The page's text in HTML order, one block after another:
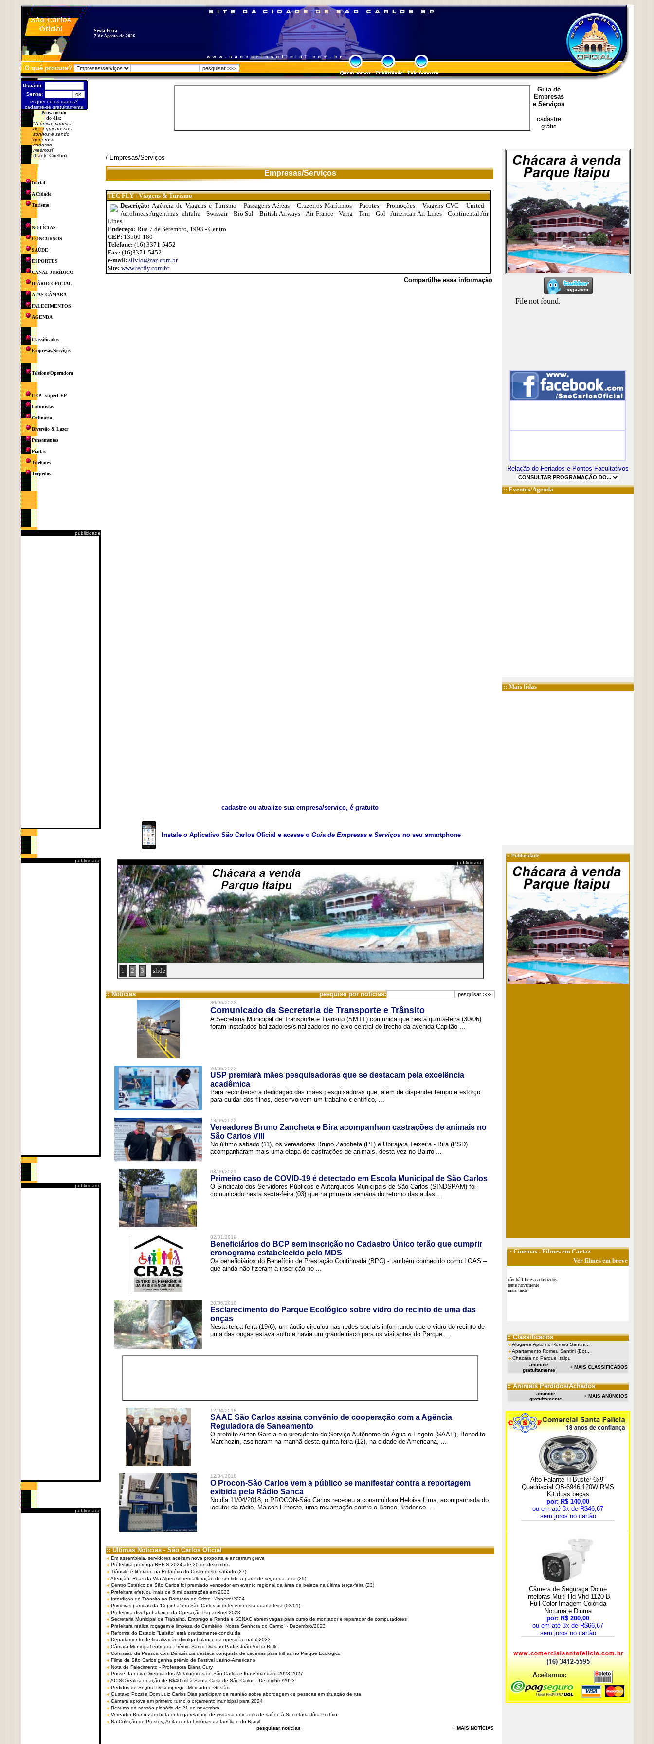
Sexta-Feira
7 de Agosto de 2026
O quê procura?
Usuário:
Senha:
esqueceu os dados?
cadastre-se gratuitamente
Pensamento
do dia:
"A única maneira
de seguir nossos
sonhos é sendo
generoso
conosco
mesmos!"
(Paulo Coelho)
Inicial
A Cidade
Turismo
NOTÍCIAS
CONCURSOS
SAÚDE
ESPORTES
CANAL JURÍDICO
DIÁRIO OFICIAL
ATAS CÂMARA
FALECIMENTOS
AGENDA
Classificados
Empresas/Serviços
Telefone/Operadora
CEP - superCEP
Colunistas
Culinária
Diversão & Lazer
Pensamentos
Piadas
Telefones
Torpedos
publicidade
publicidade
publicidade
publicidade
Guia de
Empresas
e Serviços
cadastre
grátis
/ Empresas/Serviços
Empresas/Serviços
TEC FLY - Viagens & Turismo
Descrição: Agência de Viagens e Turismo - Passagens Aéreas - Cruzeiros Marítimos - Pacotes - Promoções - Viagens CVC - United -
Aerolineas Argentinas -alitalia - Swissair - Rio Sul - British Airways - Air France - Varig - Tam - Gol - American Air Lines - Continental Air
Lines.
Endereço: Rua 7 de Setembro, 1993 - Centro
CEP: 13560-180
Telefone: (16) 3371-5452
Fax: (16)3371-5452
e-mail: silvio@zaz.com.br
Site: www.tecfly.com.br
Compartilhe essa informação
cadastre ou atualize sua empresa/serviço, é gratuito
Instale o Aplicativo São Carlos Oficial e acesse o Guia de Empresas e Serviços no seu smartphone
publicidade
1 2 3 slide
:: Notícias pesquise por notícias:
30/06/2022
Comunicado da Secretaria de Transporte e Trânsito
A Secretaria Municipal de Transporte e Trânsito (SMTT) comunica que nesta quinta-feira (30/06)
foram instalados balizadores/sinalizadores no eixo central do trecho da avenida Capitão ...
20/06/2022
USP premiará mães pesquisadoras que se destacam pela excelência
acadêmica
Para reconhecer a dedicação das mães pesquisadoras que, além de dispender tempo e esforço
para cuidar dos filhos, desenvolvem um trabalho científico, ...
13/06/2022
Vereadores Bruno Zancheta e Bira acompanham castrações de animais no
São Carlos VIII
No último sábado (11), os vereadores Bruno Zancheta (PL) e Ubirajara Teixeira - Bira (PSD)
acompanharam mais uma etapa de castrações de animais, desta vez no Bairro ...
03/09/2021
Primeiro caso de COVID-19 é detectado em Escola Municipal de São Carlos
O Sindicato dos Servidores Públicos e Autárquicos Municipais de São Carlos (SINDSPAM) foi
comunicado nesta sexta-feira (03) que na primeira semana do retorno das aulas ...
02/01/2019
Beneficiários do BCP sem inscrição no Cadastro Único terão que cumprir
cronograma estabelecido pelo MDS
Os beneficiários do Benefício de Prestação Continuada (BPC) - também conhecido como LOAS –
que ainda não fizeram a inscrição no ...
20/06/2018
Esclarecimento do Parque Ecológico sobre vidro do recinto de uma das
onças
Nesta terça-feira (19/6), um áudio circulou nas redes sociais informando que o vidro do recinto de
uma das onças estava solto e havia um grande risco para os visitantes do Parque ...
12/04/2018
SAAE São Carlos assina convênio de cooperação com a Agência
Reguladora de Saneamento
O prefeito Airton Garcia e o presidente do Serviço Autônomo de Água e Esgoto (SAAE), Benedito
Marchezin, assinaram na manhã desta quinta-feira (12), na cidade de Americana, ...
12/04/2018
O Procon-São Carlos vem a público se manifestar contra a reportagem
exibida pela Rádio Sanca
No dia 11/04/2018, o PROCON-São Carlos recebeu a consumidora Heloisa Lima, acompanhada do
locutor da rádio, Maicon Ernesto, uma reclamação contra o Banco Bradesco ...
:: Últimas Notícias - São Carlos Oficial
Em assembleia, servidores aceitam nova proposta e encerram greve
Prefeitura prorroga REFIS 2024 até 20 de dezembro
Trânsito é liberado na Rotatório do Cristo neste sábado (27)
Atenção: Ruas da Vila Alpes sofrem alteração de sentido a partir de segunda-feira (29)
Centro Estético de São Carlos foi premiado vencedor em evento regional da área de beleza na última terça-feira (23)
Prefeitura efetuou mais de 5 mil castrações em 2023
Interdição de Trânsito na Rotatória do Cristo - Janeiro/2024
Primeiras partidas da ‘Copinha’ em São Carlos acontecem nesta quarta-feira (03/01)
Prefeitura divulga balanço da Operação Papai Noel 2023
Secretaria Municipal de Trabalho, Emprego e Renda e SENAC abrem vagas para curso de montador e reparador de computadores
Prefeitura realiza roçagem e limpeza do Cemitério “Nossa Senhora do Carmo” - Dezembro/2023
Reforma do Estádio “Luisão” está praticamente concluída
Departamento de fiscalização divulga balanço da operação natal 2023
Câmara Municipal entregou Prêmio Santo Dias ao Padre João Victor Bulle
Comissão da Pessoa com Deficiência destaca conquista de cadeiras para trilhas no Parque Ecológico
Filme de São Carlos ganha prêmio de Festival Latino-Americano
Nota de Falecimento - Professora Diana Cury
Posse da nova Diretoria dos Metalúrgicos de São Carlos e Ibaté mandato 2023-2027
ACISC realiza doação de R$40 mil à Santa Casa de São Carlos - Dezembro/2023
Pedidos de Seguro-Desemprego, Mercado e Gestão
Gustavo Pozzi e Dom Luiz Carlos Dias participam de reunião sobre abordagem de pessoas em situação de rua
Câmara aprova em primeiro turno o orçamento municipal para 2024
Resumo da sessão plenária de 21 de novembro
Vereador Bruno Zancheta entrega relatório de visitas a unidades de saúde à Secretária Jôra Porfírio
Na Coleção de Prestes, Anita conta histórias da família e do Brasil
pesquisar notícias
+ MAIS NOTÍCIAS
Relação de Feriados e Pontos Facultativos
::Eventos/Agenda
:: Mais lidas
»Publicidade
::Cinemas- Filmes em Cartaz
Ver filmes em breve
não há filmes cadastrados
tente novamente
mais tarde
:: Classificados
Aluga-se Apto no Romeu Santini...
Apartamento Romeu Santini (Bot...
Chácara no Parque Itaipu
anuncie
gratuitamente
+ MAIS CLASSIFICADOS
:: Animais Perdidos/Achados
anuncie
gratuitamente
+ MAIS ANÚNCIOS